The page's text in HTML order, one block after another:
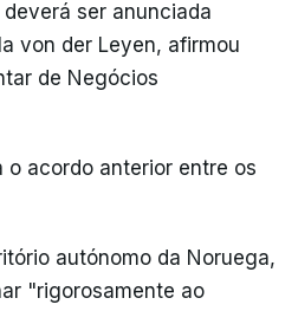
ser anunciada
von der Leyen, afirmou
de Negócios
o acordo anterior entre os
autónomo da Noruega,
"rigorosamente ao